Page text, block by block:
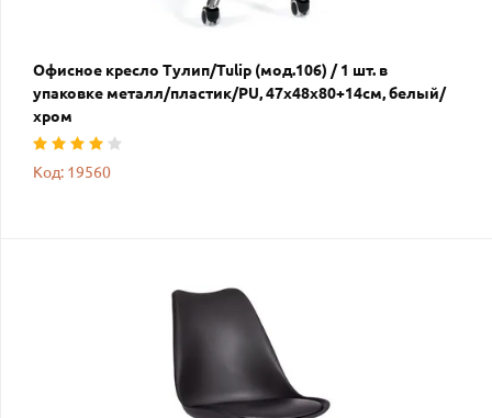
Офисное кресло Тулип/Tulip (мод.106) / 1 шт. в
упаковке металл/пластик/PU, 47x48x80+14см, белый/
хром
Код: 19560